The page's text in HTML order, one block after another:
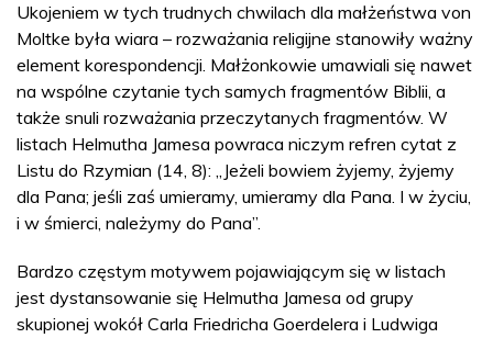
Ukojeniem w tych trudnych chwilach dla małżeństwa von
Moltke była wiara – rozważania religijne stanowiły ważny
element korespondencji. Małżonkowie umawiali się nawet
na wspólne czytanie tych samych fragmentów Biblii, a
także snuli rozważania przeczytanych fragmentów. W
listach Helmutha Jamesa powraca niczym refren cytat z
Listu do Rzymian (14, 8): „Jeżeli bowiem żyjemy, żyjemy
dla Pana; jeśli zaś umieramy, umieramy dla Pana. I w życiu,
i w śmierci, należymy do Pana”.
Bardzo częstym motywem pojawiającym się w listach
jest dystansowanie się Helmutha Jamesa od grupy
skupionej wokół Carla Friedricha Goerdelera i Ludwiga